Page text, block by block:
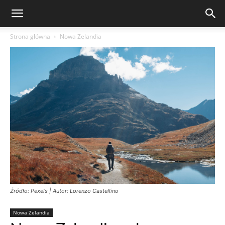
Strona główna Nowa Zelandia
Źródło: Pexels | Autor: Lorenzo Castellino
Nowa Zelandia